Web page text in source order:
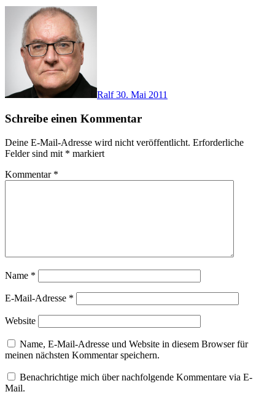
Ralf30. Mai 2011
Schreibe einen Kommentar
Deine E-Mail-Adresse wird nicht veröffentlicht. Erforderliche
Felder sind mit * markiert
Kommentar *
Name *
E-Mail-Adresse *
Website
Name, E-Mail-Adresse und Website in diesem Browser für
meinen nächsten Kommentar speichern.
Benachrichtige mich über nachfolgende Kommentare via E-
Mail.